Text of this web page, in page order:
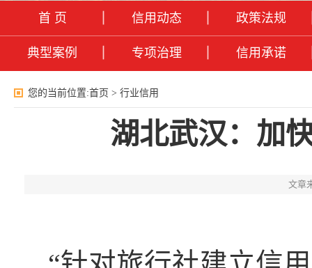
首 页 信用动态 政策法规
典型案例 专项治理 信用承诺
您的当前位置:首页 > 行业信用
湖北武汉：加
文章